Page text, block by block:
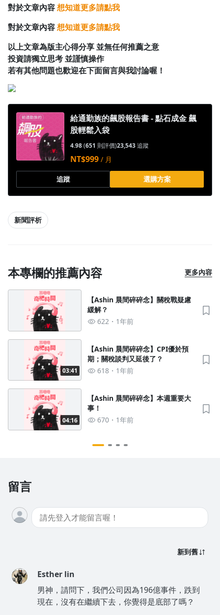
對於文章內容想知道更多請點我
對於文章內容想知道更多請點我
以上文章為版主心得分享 並無任何推薦之意
投資請獨立思考 並謹慎操作
若有其他問題也歡迎在下面留言與我討論喔！
給通勤族的飆股報告書 - 點石成金 飆
股輕鬆入袋
4.98(651 則評價)23,543追蹤
NT$999 / 月
追蹤 選購方案
新聞評析
本專欄的推薦內容 更多內容
【Ashin 晨間碎碎念】關稅戰疑慮
緩解？
622
1年前
03:41
【Ashin 晨間碎碎念】CPI優於預
期；關稅談判又延後了？
618
1年前
04:16
【Ashin 晨間碎碎念】本週重要大
事！
670
1年前
留言
新到舊
Esther lin
男神，請問下，我們公司因為196億事件，跌到
現在，沒有在繼續下去，你覺得是底部了嗎？